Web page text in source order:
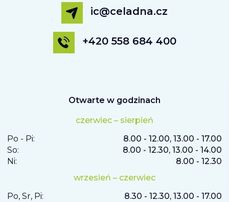
ic@celadna.cz
+420 558 684 400
Otwarte w godzinach
czerwiec – sierpień
Po - Pi:
8.00 - 12.00, 13.00 - 17.00
So:
8.00 - 12.30, 13.00 - 14.00
Ni:
8.00 - 12.30
wrzesień – czerwiec
Po, Sr, Pi:
8.30 - 12.30, 13.00 - 17.00